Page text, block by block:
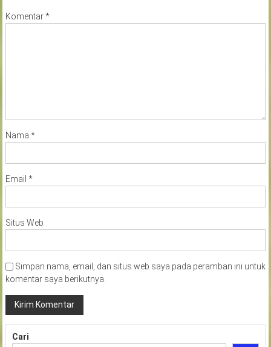
Komentar*
Nama *
Email *
Situs Web
Simpan nama, email, dan situs web saya pada peramban ini untuk
komentar saya berikutnya.
Cari